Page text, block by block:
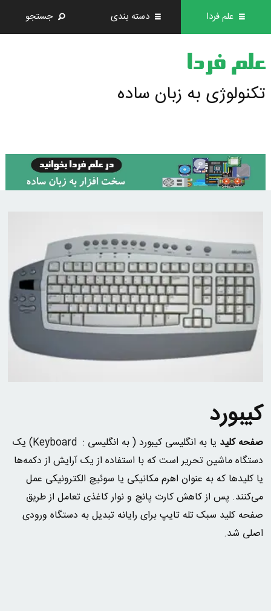
علم فردا دسته بندی جستجو
علم فردا
تکنولوژی به زبان ساده
کیبورد
صفحه کلید یا به انگلیسی کیبورد ( به انگلیسی : Keyboard) یک
دستگاه ماشین تحریر است که با استفاده از یک آرایش از دکمه‌ها
یا کلیدها که به عنوان اهرم مکانیکی یا سوئیچ الکترونیکی عمل
می‌کنند. پس از کاهش کارت پانچ و نوار کاغذی تعامل از طریق
صفحه کلید سبک تله تایپ برای رایانه تبدیل به دستگاه ورودی
اصلی شد.